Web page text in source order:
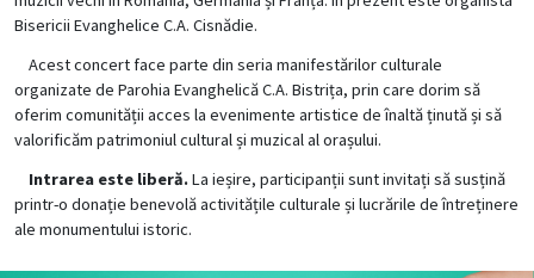
Bisericii Evanghelice C.A. Cisnădie.
Acest concert face parte din seria manifestărilor culturale
organizate de Parohia Evanghelică C.A. Bistrița, prin care dorim să
oferim comunității acces la evenimente artistice de înaltă ținută și să
valorificăm patrimoniul cultural și muzical al orașului.
Intrarea este liberă.La ieșire, participanții sunt invitați să susțină
printr-o donație benevolă activitățile culturale și lucrările de întreținere
ale monumentului istoric.